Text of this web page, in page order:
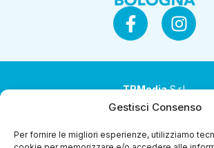
Gestisci Consenso
Per fornire le migliori esperienze, utilizziamo
TRMediaS.r.l.
Società a socio unico
Società sottoposta ad attività di